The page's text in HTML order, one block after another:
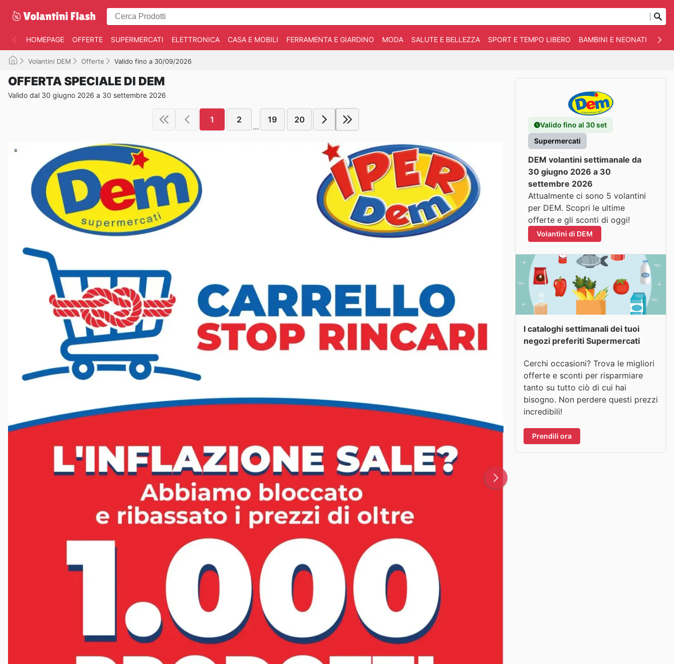
HOMEPAGE OFFERTE SUPERMERCATI ELETTRONICA CASA E MOBILI FERRAMENTA E GIARDINO MODA SALUTE E BELLEZZA SPORT E TEMPO LIBERO BAMBINI E NEONATI
Volantini DEM Offerte Valido fino a 30/09/2026
OFFERTA SPECIALE DI DEM
Valido dal 30 giugno 2026 a 30 settembre 2026
1 2
...
19 20
Valido fino al 30 set
Supermercati
DEM volantini settimanale da
30 giugno 2026 a 30
settembre 2026
Attualmente ci sono 5 volantini
per DEM. Scopri le ultime
offerte e gli sconti di oggi!
Volantini di DEM
I cataloghi settimanali dei tuoi
negozi preferiti Supermercati
Cerchi occasioni? Trova le migliori
offerte e sconti per risparmiare
tanto su tutto ciò di cui hai
bisogno. Non perdere questi prezzi
incredibili!
Prendili ora